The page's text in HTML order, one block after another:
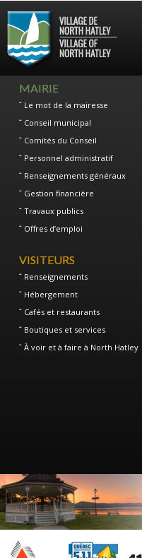
MAIRIE
Le mot de la mairesse
Conseil municipal
Comités du Conseil
Personnel administratif
Renseignements généraux
Gestion financière
Travaux publics
Offres d’emploi
VISITEURS
Renseignements
Hébergement
Cafés et restaurants
Boutiques et services
À voir et à faire à North Hatley